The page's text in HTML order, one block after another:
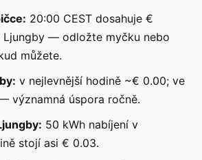
20:00 CEST dosahuje €
Ljungby — odložte myčku nebo
můžete.
v nejlevnější hodině ~€ 0.00; ve
významná úspora ročně.
50 kWh nabíjení v
stojí asi € 0.03.